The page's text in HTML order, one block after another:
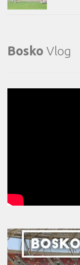
Bosko Vlog